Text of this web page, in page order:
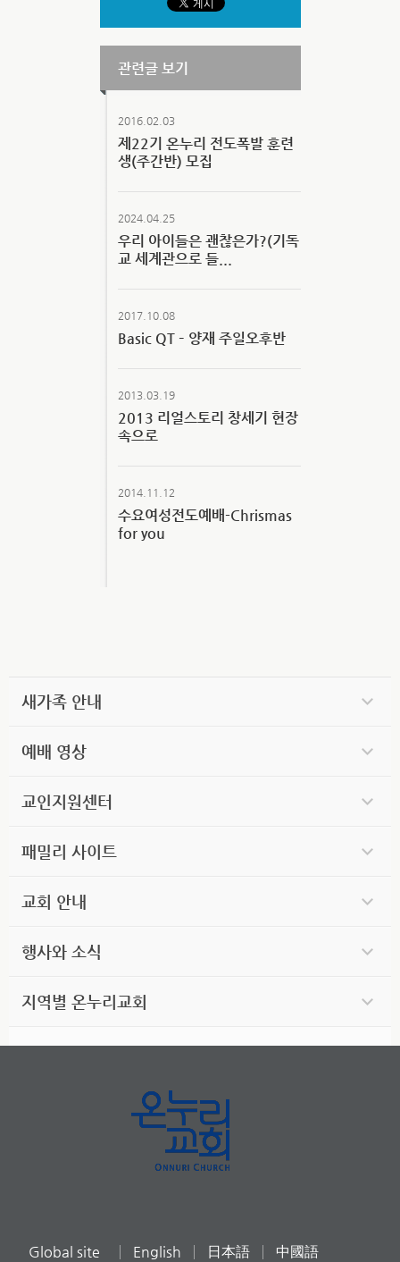
관련글 보기
2016.02.03
제22기 온누리 전도폭발 훈련
생(주간반) 모집
2024.04.25
우리 아이들은 괜찮은가?(기독
교 세계관으로 들...
2017.10.08
Basic QT – 양재 주일오후반
2013.03.19
2013 리얼스토리 창세기 현장
속으로
2014.11.12
수요여성전도예배-Chrismas
for you
새가족 안내
예배 영상
교인지원센터
패밀리 사이트
교회 안내
행사와 소식
지역별 온누리교회
Global site English 日本語 中國語